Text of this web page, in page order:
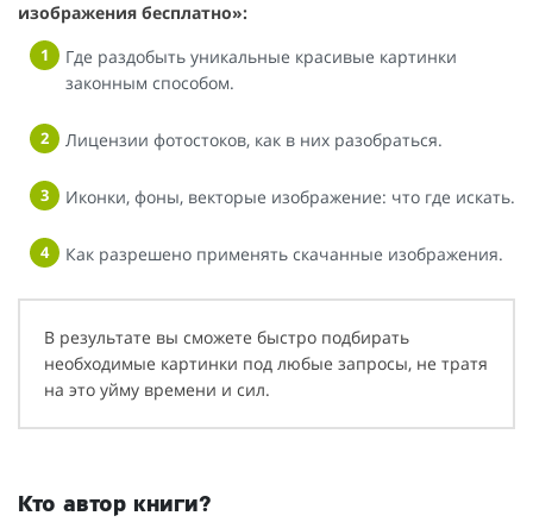
изображения бесплатно»:
Где раздобыть уникальные красивые картинки
законным способом.
Лицензии фотостоков, как в них разобраться.
Иконки, фоны, векторые изображение: что где искать.
Как разрешено применять скачанные изображения.
В результате вы сможете быстро подбирать
необходимые картинки под любые запросы, не тратя
на это уйму времени и сил.
Кто автор книги?